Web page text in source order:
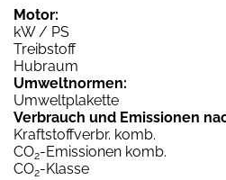
Motor:
kW / PS
Treibstoff
Hubraum
Umweltnormen:
Umweltplakette
Verbrauch und Emissionen
Kraftstoffverbr. komb.
CO2-Emissionen komb.
CO2-Klasse